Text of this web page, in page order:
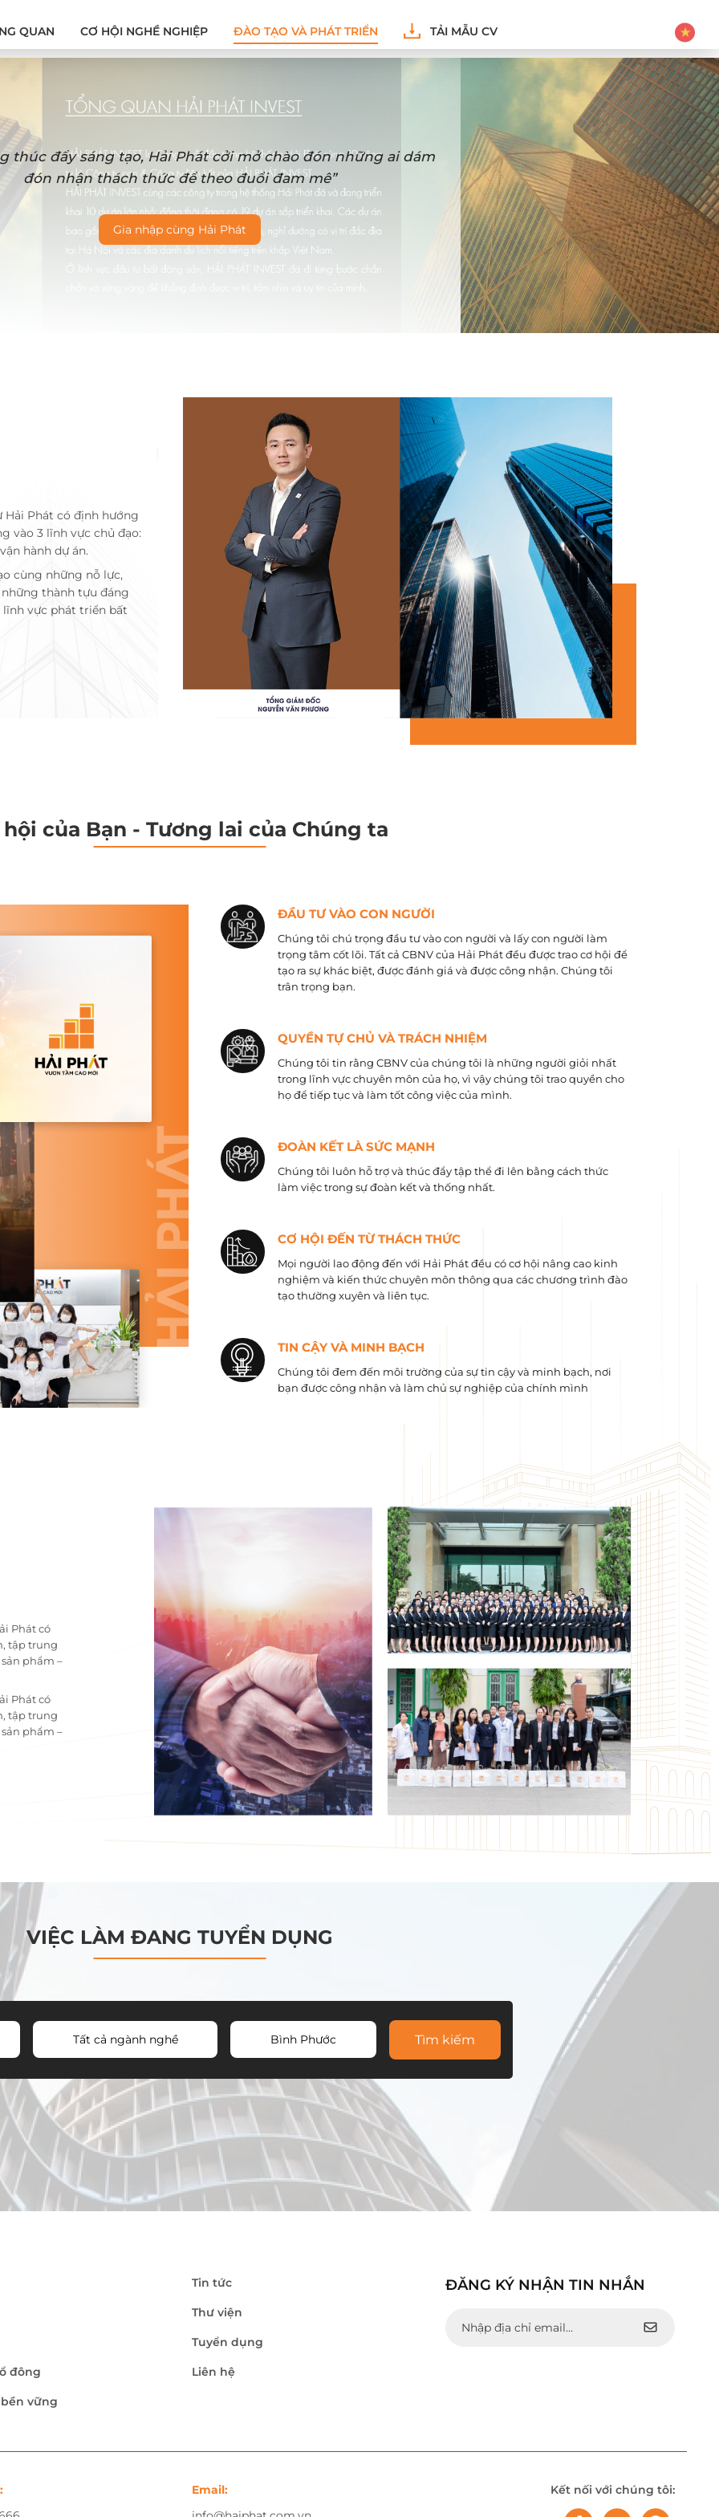
QUAN CƠ HỘI NGHỀ NGHIỆP ĐÀO TẠO VÀ PHÁT TRIỂN TẢI MẪU CV
thúc đẩy sáng tạo, Hải Phát cởi mở chào đón những ai dám
đón nhận thách thức để theo đuổi đam mê”
Gia nhập cùng Hải Phát
Hải Phát có định hướng
vào 3 lĩnh vực chủ đạo:
hành dự án.
cùng những nỗ lực,
những thành tựu đáng
vực phát triển bất
hội của Bạn - Tương lai của Chúng ta
ĐẦU TƯ VÀO CON NGƯỜI
Chúng tôi chú trọng đầu tư vào con người và lấy con người làm
trọng tâm cốt lõi. Tất cả CBNV của Hải Phát đều được trao cơ hội để
tạo ra sự khác biệt, được đánh giá và được công nhận. Chúng tôi
trân trọng bạn.
QUYỀN TỰ CHỦ VÀ TRÁCH NHIỆM
Chúng tôi tin rằng CBNV của chúng tôi là những người giỏi nhất
trong lĩnh vực chuyên môn của họ, vì vậy chúng tôi trao quyền cho
họ để tiếp tục và làm tốt công việc của mình.
ĐOÀN KẾT LÀ SỨC MẠNH
Chúng tôi luôn hỗ trợ và thúc đẩy tập thể đi lên bằng cách thức
làm việc trong sự đoàn kết và thống nhất.
CƠ HỘI ĐẾN TỪ THÁCH THỨC
Mọi người lao động đến với Hải Phát đều có cơ hội nâng cao kinh
nghiệm và kiến ​​thức chuyên môn thông qua các chương trình đào
tạo thường xuyên và liên tục.
TIN CẬY VÀ MINH BẠCH
Chúng tôi đem đến môi trường của sự tin cậy và minh bạch, nơi
bạn được công nhận và làm chủ sự nghiệp của chính mình
Phát có
tập trung
phẩm –
Phát có
tập trung
phẩm –
VIỆC LÀM ĐANG TUYỂN DỤNG
Tất cả ngành nghề Bình Phước Tìm kiếm
đông
vững
Tin tức
Thư viện
Tuyển dụng
Liên hệ
ĐĂNG KÝ NHẬN TIN NHẮN
Email:
Kết nối với chúng tôi: